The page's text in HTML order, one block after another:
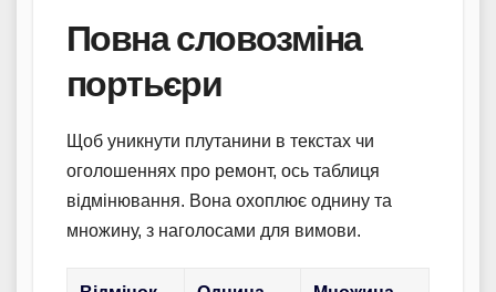
Повна словозміна
портьєри
Щоб уникнути плутанини в текстах чи
оголошеннях про ремонт, ось таблиця
відмінювання. Вона охоплює однину та
множину, з наголосами для вимови.